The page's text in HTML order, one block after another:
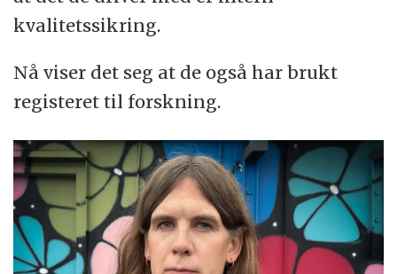
kvalitetssikring.
Nå viser det seg at de også har brukt
registeret til forskning.